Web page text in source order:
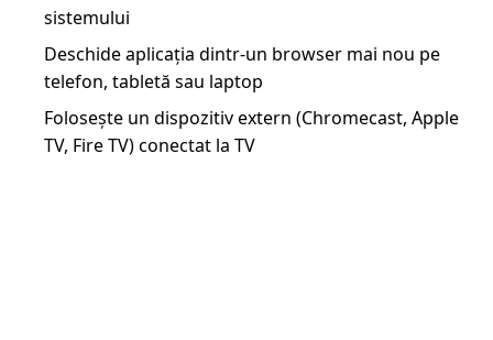
sistemului
Deschide aplicația dintr-un browser mai nou pe
telefon, tabletă sau laptop
Folosește un dispozitiv extern (Chromecast, Apple
TV, Fire TV) conectat la TV